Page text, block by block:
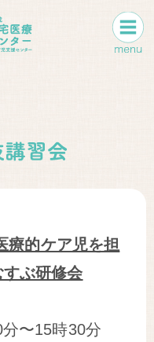
療的ケア児を担
ぶ研修会
〜15時30分